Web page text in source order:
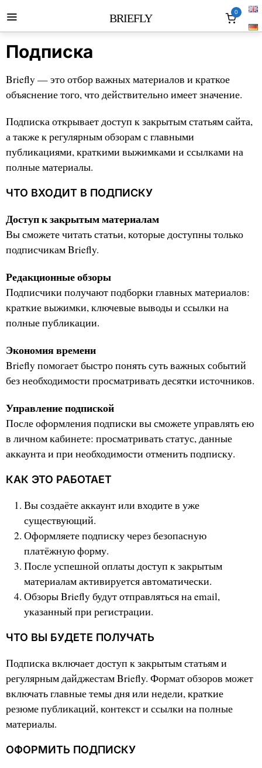
BRIEFLY 0
Подписка
Briefly — это отбор важных материалов и краткое
объяснение того, что действительно имеет значение.
Подписка открывает доступ к закрытым статьям сайта,
а также к регулярным обзорам с главными
публикациями, краткими выжимками и ссылками на
полные материалы.
ЧТО ВХОДИТ В ПОДПИСКУ
Доступ к закрытым материалам
Вы сможете читать статьи, которые доступны только
подписчикам Briefly.
Редакционные обзоры
Подписчики получают подборки главных материалов:
краткие выжимки, ключевые выводы и ссылки на
полные публикации.
Экономия времени
Briefly помогает быстро понять суть важных событий
без необходимости просматривать десятки источников.
Управление подпиской
После оформления подписки вы сможете управлять ею
в личном кабинете: просматривать статус, данные
аккаунта и при необходимости отменить подписку.
КАК ЭТО РАБОТАЕТ
Вы создаёте аккаунт или входите в уже
существующий.
Оформляете подписку через безопасную
платёжную форму.
После успешной оплаты доступ к закрытым
материалам активируется автоматически.
Обзоры Briefly будут отправляться на email,
указанный при регистрации.
ЧТО ВЫ БУДЕТЕ ПОЛУЧАТЬ
Подписка включает доступ к закрытым статьям и
регулярным дайджестам Briefly. Формат обзоров может
включать главные темы дня или недели, краткие
резюме публикаций, контекст и ссылки на полные
материалы.
ОФОРМИТЬ ПОДПИСКУ